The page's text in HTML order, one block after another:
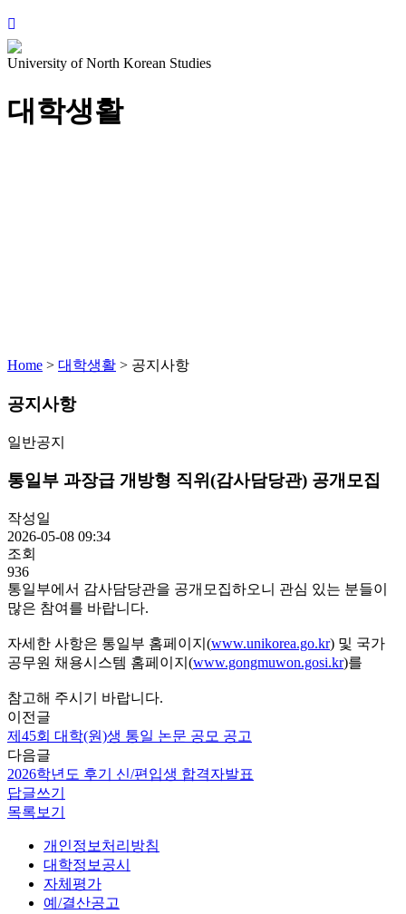
University of North Korean Studies
대학생활
Home > 대학생활 > 공지사항
공지사항
일반공지
통일부 과장급 개방형 직위(감사담당관) 공개모집
작성일
2026-05-08 09:34
조회
936
통일부에서 감사담당관을 공개모집하오니 관심 있는 분들이
많은 참여를 바랍니다.
자세한 사항은 통일부 홈페이지(www.unikorea.go.kr) 및 국가
공무원 채용시스템 홈페이지(www.gongmuwon.gosi.kr)를
참고해 주시기 바랍니다.
이전글
제45회 대학(원)생 통일 논문 공모 공고
다음글
2026학년도 후기 신/편입생 합격자발표
답글쓰기
목록보기
개인정보처리방침
대학정보공시
자체평가
예/결산공고